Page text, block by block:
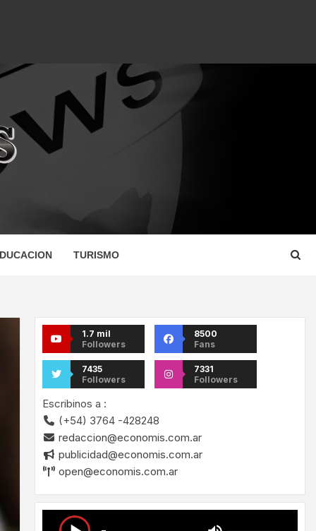
TURISMO
1.7 mil
Followers
8500
Fans
7435
Followers
7331
Followers
Escribinos a :
(+54) 3764 -428248
redaccion@economis.com.ar
publicidad@economis.com.ar
open@economis.com.ar